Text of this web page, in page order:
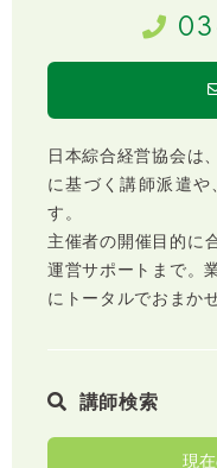
日本綜合経営協会は
に基づく講師派遣や
す。
主催者の開催目的に
運営サポートまで。
にトータルでおまか
講師検索
現